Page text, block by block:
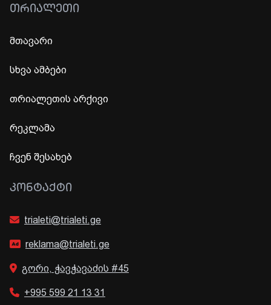
ᲗᲠᲘᲐᲚᲔᲗᲘ
მთავარი
სხვა ამბები
თრიალეთის არქივი
რეკლამა
ჩვენ შესახებ
ᲙᲝᲜᲢᲐᲥᲢᲘ
trialeti@trialeti.ge
reklama@trialeti.ge
გორი, ჭავჭავაძის #45
+995 599 21 13 31